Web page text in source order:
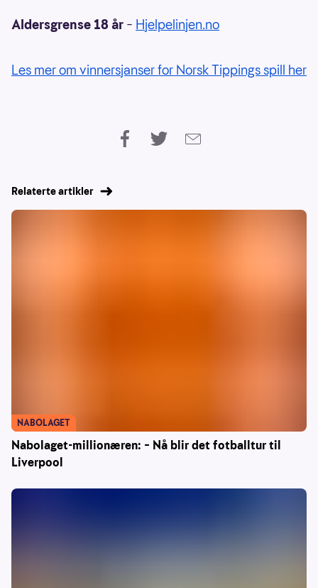
Aldersgrense 18 år – Hjelpelinjen.no
Les mer om vinnersjanser for Norsk Tippings spill her
Relaterte artikler
Nabolaget-millionæren: – Nå blir det fotballtur til
Liverpool
NABOLAGET